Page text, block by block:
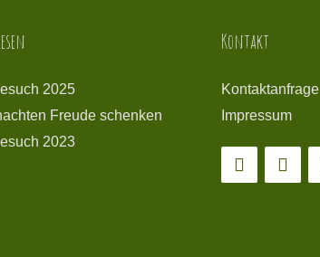
2025
Freude schenken
2023
Kontakt
Kontaktanfrage
Impressum